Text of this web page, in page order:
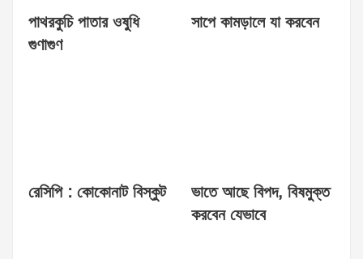
পাথরকুচি পাতার ওষুধি
গুণাগুণ
সাপে কামড়ালে যা করবেন
রেসিপি : কোকোনাট বিস্কুট
ভাতে আছে বিপদ, বিষমুক্ত
করবেন যেভাবে